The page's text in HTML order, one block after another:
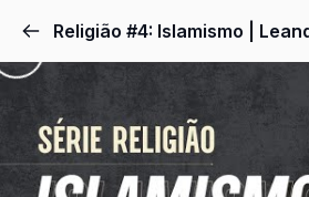
para
o
Religião #4: Islamismo |